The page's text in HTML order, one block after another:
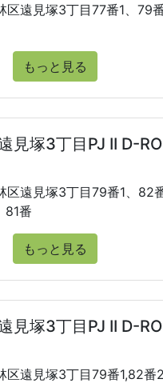
区遠見塚3丁目77番1、79
もっと見る
見塚3丁目PJ II D-
区遠見塚3丁目79番1、82
81番
もっと見る
見塚3丁目PJ II D-
区遠見塚3丁目79番1,82番